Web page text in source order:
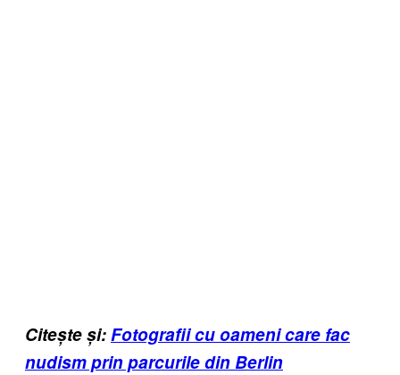
Citește și:Fotografii cu oameni care fac
nudism prin parcurile din Berlin